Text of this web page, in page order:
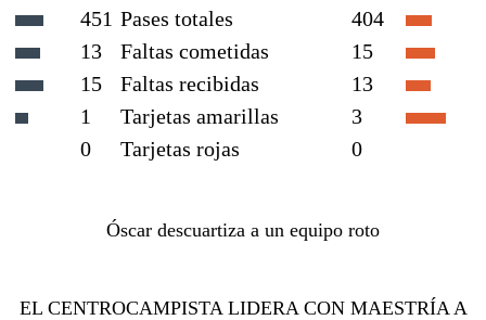
451 Pases totales
404
13
Faltas cometidas
15
15
Faltas recibidas
13
1
Tarjetas amarillas
3
0
Tarjetas rojas 0
Óscar descuartiza a un equipo roto
EL CENTROCAMPISTA LIDERA CON MAESTRÍA A